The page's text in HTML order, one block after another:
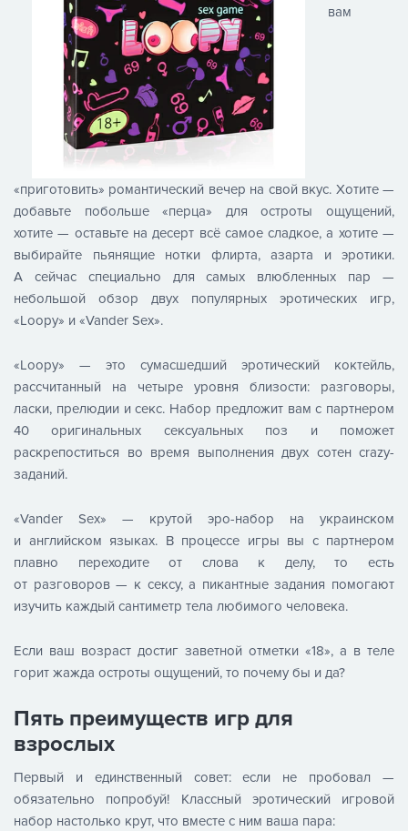
вам
«приготовить» романтический вечер на свой вкус. Хотите —
добавьте побольше «перца» для остроты ощущений,
хотите — оставьте на десерт всё самое сладкое, а хотите —
выбирайте пьянящие нотки флирта, азарта и эротики.
А сейчас специально для самых влюбленных пар —
небольшой обзор двух популярных эротических игр,
«Loopy» и «Vander Sex».
«Loopy» — это сумасшедший эротический коктейль,
рассчитанный на четыре уровня близости: разговоры,
ласки, прелюдии и секс. Набор предложит вам с партнером
40 оригинальных сексуальных поз и поможет
раскрепоститься во время выполнения двух сотен crazy-
заданий.
«Vander Sex» — крутой эро-набор на украинском
и английском языках. В процессе игры вы с партнером
плавно переходите от слова к делу, то есть
от разговоров — к сексу, а пикантные задания помогают
изучить каждый сантиметр тела любимого человека.
Если ваш возраст достиг заветной отметки «18», а в теле
горит жажда остроты ощущений, то почему бы и да?
Пять преимуществ игр для
взрослых
Первый и единственный совет: если не пробовал —
обязательно попробуй! Классный эротический игровой
набор настолько крут, что вместе с ним ваша пара: